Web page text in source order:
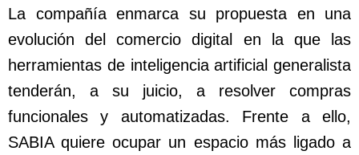
La compañía enmarca su propuesta en una
evolución del comercio digital en la que las
herramientas de inteligencia artificial generalista
tenderán, a su juicio, a resolver compras
funcionales y automatizadas. Frente a ello,
SABIA quiere ocupar un espacio más ligado a